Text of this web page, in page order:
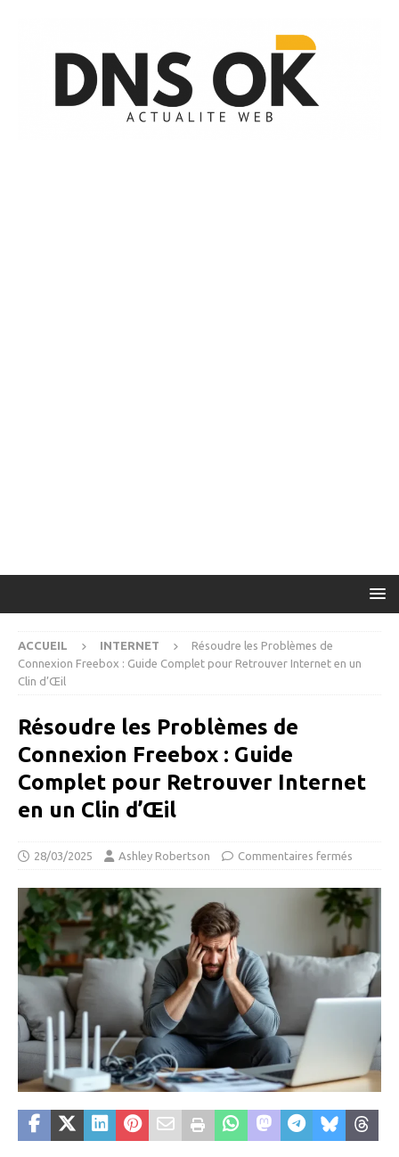
ACCUEIL INTERNET
Résoudre les Problèmes de
Connexion Freebox : Guide Complet pour Retrouver Internet en un
Clin d’Œil
Résoudre les Problèmes de
Connexion Freebox : Guide
Complet pour Retrouver Internet
en un Clin d’Œil
28/03/2025 Ashley Robertson Commentaires fermés